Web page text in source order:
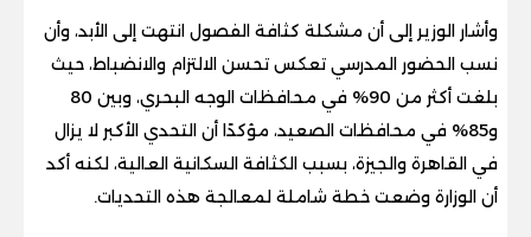
وأشار الوزير إلى أن مشكلة كثافة الفصول انتهت إلى الأبد، وأن
نسب الحضور المدرسي تعكس تحسن الالتزام والانضباط، حيث
بلغت أكثر من 90% في محافظات الوجه البحري، وبين 80
و85% في محافظات الصعيد، مؤكدًا أن التحدي الأكبر لا يزال
في القاهرة والجيزة، بسبب الكثافة السكانية العالية، لكنه أكد
أن الوزارة وضعت خطة شاملة لمعالجة هذه التحديات.